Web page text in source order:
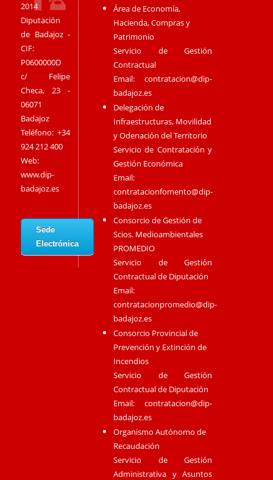
2014
Diputación
de Badajoz -
CIF:
P0600000D
c/ Felipe
Checa, 23 -
06071
Badajoz
Teléfono: +34
924 212 400
Web:
www.dip-
badajoz.es
Sede
Electrónica
Área de Economía,
Hacienda, Compras y
Patrimonio
Servicio de Gestión
Contractual
Email:contratacion@dip-
badajoz.es
Delegación de
Infraestructuras, Movilidad
y Odenación del Territorio
Servicio de Contratación y
Gestión Económica
Email:
contratacionfomento@dip-
badajoz.es
Consorcio de Gestión de
Scios. Medioambientales
PROMEDIO
Servicio de Gestión
Contractual de Diputación
Email:
contratacionpromedio@dip-
badajoz.es
Consorcio Provincial de
Prevención y Extinción de
Incendios
Servicio de Gestión
Contractual de Diputación
Email:contratacion@dip-
badajoz.es
Organismo Autónomo de
Recaudación
Servicio de Gestión
Administrativa y Asuntos